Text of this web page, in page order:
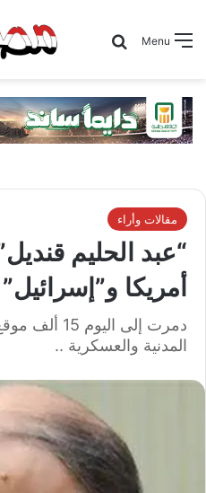
Menu
Search for
مقالات وأراء
“عبد الحليم
أمريكا
دمرت إلى
المدنية والعسكرية ..